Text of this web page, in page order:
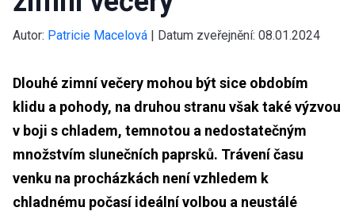
Autor: Patricie Macelová | Datum zveřejnění: 08.01.2024
Dlouhé zimní večery mohou být sice obdobím
klidu a pohody, na druhou stranu však také výzvou
v boji s chladem, temnotou a nedostatečným
množstvím slunečních paprsků. Trávení času
venku na procházkách není vzhledem k
chladnému počasí ideální volbou a neustálé